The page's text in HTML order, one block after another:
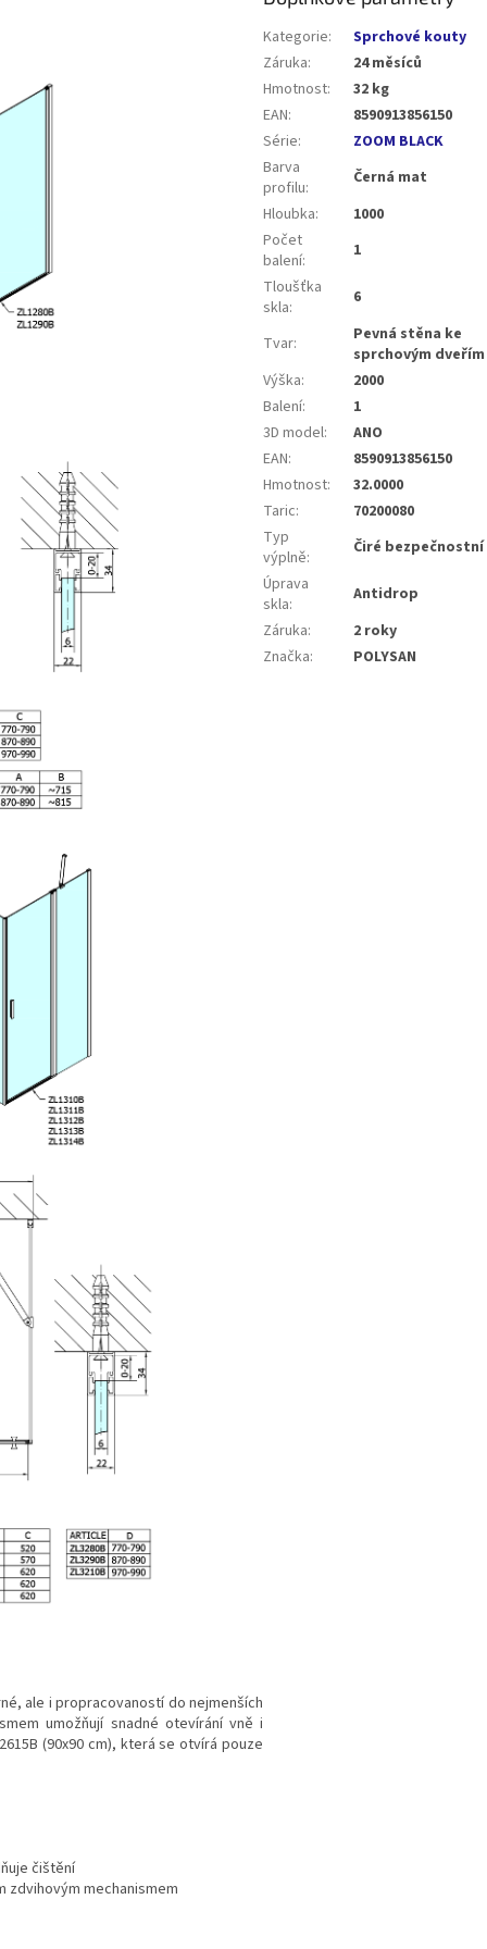
ale i propracovaností do nejmenších
umožňují snadné otevírání vně i
(90x90 cm), která se otvírá pouze
čištění
mechanismem
Kategorie:
Sprchové kouty
Záruka:
24 měsíců
Hmotnost:
32 kg
EAN:
8590913856150
Série:
ZOOM BLACK
Barva
profilu:
Černá mat
Hloubka:
1000
Počet
balení:
1
Tloušťka
skla: 6
Tvar:
Pevná stěna ke
sprchovým dveřím
Výška:
2000
Balení:
1
3D model:
ANO
EAN:
8590913856150
Hmotnost:
32.0000
Taric:
70200080
Typ
výplně:
Čiré
Úprava
skla:
Antidrop
Záruka:
2 roky
Značka: POLYSAN